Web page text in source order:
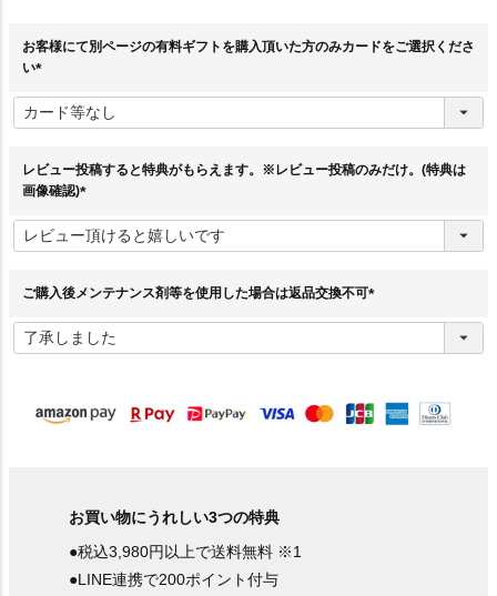
お客様にて別ページの有料ギフトを購入頂いた方のみカードをご選択くださ
い
必
須
レビュー投稿すると特典がもらえます。※レビュー投稿のみだけ。(特典は
画像確認)
必
須
ご購入後メンテナンス剤等を使用した場合は返品交換不可
須
お買い物にうれしい3つの特典
●税込3,980円以上で送料無料 ※1
●LINE連携で200ポイント付与